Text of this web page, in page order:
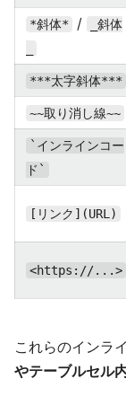
*斜体* /
_斜体
***太字斜体***
~~取り消し線~~
`インラインコー
ド`
[リンク](URL)
<https://...>
これらのインラ
やテーブルセル